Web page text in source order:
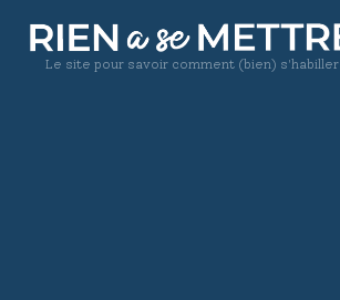
Le site pour savoir comment (bien) s'habiller